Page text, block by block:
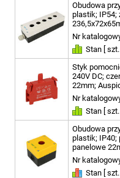
Obudowa
plastik; IP54;
Nr
Stan [ szt. ]
Styk
240V DC;
22mm;
Nr
Stan [ szt. ]
Obudowa
plastik; IP40;
panelowe
Nr
Stan [ szt. ]